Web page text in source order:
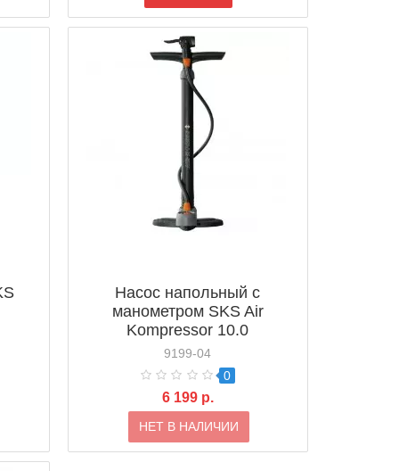
Насос напольный с
манометром SKS Air
Kompressor 10.0
9199-04
0
6 199 р.
НЕТ В НАЛИЧИИ